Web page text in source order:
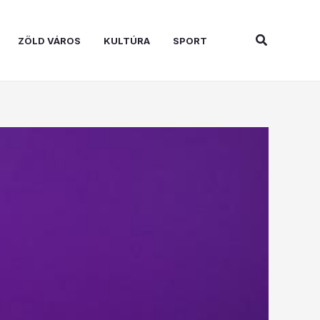
ZÖLD VÁROS KULTÚRA SPORT Search